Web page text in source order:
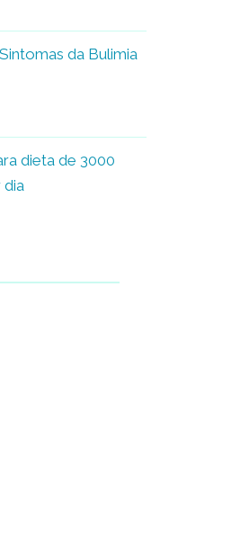
da Bulimia
dieta de 3000
dia